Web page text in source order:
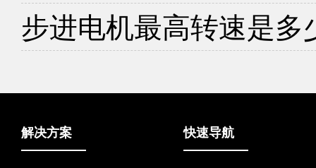
步进电机最高转速是多
解决方案 快速导航